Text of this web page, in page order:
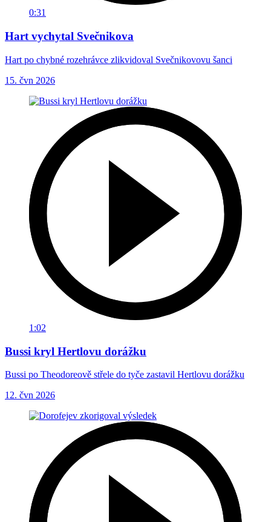
0:31
Hart vychytal Svečnikova
Hart po chybné rozehrávce zlikvidoval Svečnikovovu šanci
15. čvn 2026
1:02
Bussi kryl Hertlovu dorážku
Bussi po Theodoreově střele do tyče zastavil Hertlovu dorážku
12. čvn 2026